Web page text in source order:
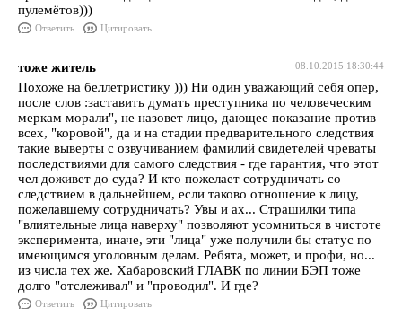
пулемётов)))
Ответить Цитировать
08.10.2015 18:30:44
тоже житель
Похоже на беллетристику ))) Ни один уважающий себя опер,
после слов :заставить думать преступника по человеческим
меркам морали", не назовет лицо, дающее показание против
всех, "коровой", да и на стадии предварительного следствия
такие выверты с озвучиванием фамилий свидетелей чреваты
последствиями для самого следствия - где гарантия, что этот
чел доживет до суда? И кто пожелает сотрудничать со
следствием в дальнейшем, если таково отношение к лицу,
пожелавшему сотрудничать? Увы и ах... Страшилки типа
"влиятельные лица наверху" позволяют усомниться в чистоте
эксперимента, иначе, эти "лица" уже получили бы статус по
имеющимся уголовным делам. Ребята, может, и профи, но...
из числа тех же. Хабаровский ГЛАВК по линии БЭП тоже
долго "отслеживал" и "проводил". И где?
Ответить Цитировать